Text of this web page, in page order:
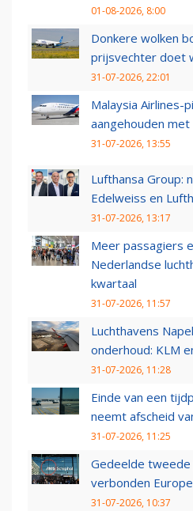
01-08-2026, 8:00
Donkere wolken
prijsvechter doet
31-07-2026, 22:01
Malaysia Airlines-
aangehouden
31-07-2026, 13:55
Lufthansa Group:
Edelweiss en
31-07-2026, 13:17
Meer passagiers
Nederlandse
kwartaal
31-07-2026, 11:57
Luchthavens
onderhoud: KLM
31-07-2026, 11:28
Einde van een
neemt afscheid
31-07-2026, 11:25
Gedeelde tweede
verbonden
31-07-2026, 10:37